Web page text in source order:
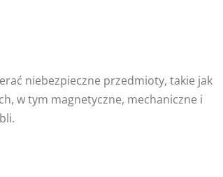
niebezpieczne przedmioty, takie jak
w tym magnetyczne, mechaniczne i